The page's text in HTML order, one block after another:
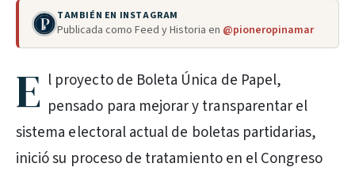
TAMBIÉN EN INSTAGRAM
Publicada como Feed y Historia en @pioneropinamar
E l proyecto de Boleta Única de Papel,
pensado para mejorar y transparentar el
sistema electoral actual de boletas partidarias,
inició su proceso de tratamiento en el Congreso